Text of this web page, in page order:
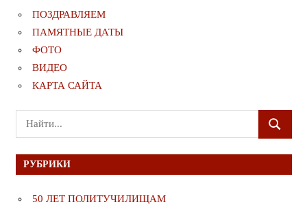
ПОЗДРАВЛЯЕМ
ПАМЯТНЫЕ ДАТЫ
ФОТО
ВИДЕО
КАРТА САЙТА
Поиск
для:
ПОИСК
РУБРИКИ
50 ЛЕТ ПОЛИТУЧИЛИЩАМ